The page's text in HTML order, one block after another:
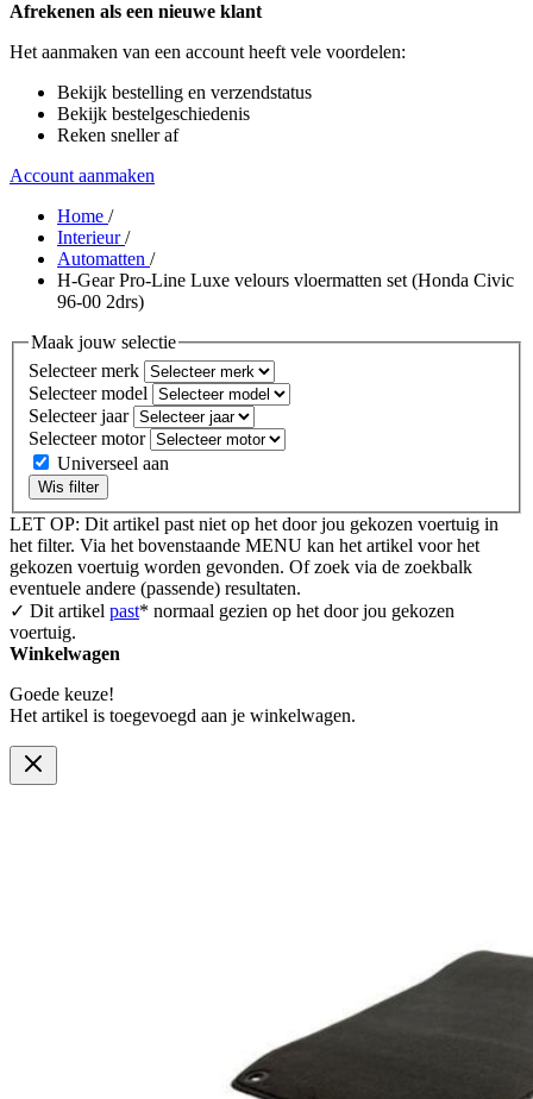
Afrekenen als een nieuwe klant
Het aanmaken van een account heeft vele voordelen:
Bekijk bestelling en verzendstatus
Bekijk bestelgeschiedenis
Reken sneller af
Account aanmaken
Home /
Interieur/
Automatten /
H-Gear Pro-Line Luxe velours vloermatten set (Honda Civic
96-00 2drs)
Maak jouw selectie
Selecteer merk
Selecteer model
Selecteer jaar
Selecteer motor
Universeel aan
Wis filter
LET OP: Dit artikel past niet op het door jou gekozen voertuig in
het filter. Via het bovenstaande MENU kan het artikel voor het
gekozen voertuig worden gevonden. Of zoek via de zoekbalk
eventuele andere (passende) resultaten.
✓ Dit artikel past* normaal gezien op het door jou gekozen
voertuig.
Winkelwagen
Goede keuze!
Het artikel is toegevoegd aan je winkelwagen.